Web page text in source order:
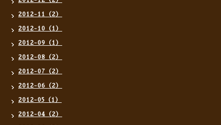
2012-11（2）
2012-10（1）
2012-09（1）
2012-08（2）
2012-07（2）
2012-06（2）
2012-05（1）
2012-04（2）